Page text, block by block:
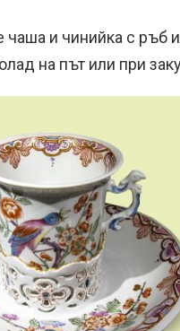
чаша и чинийка с ръб
на път или при